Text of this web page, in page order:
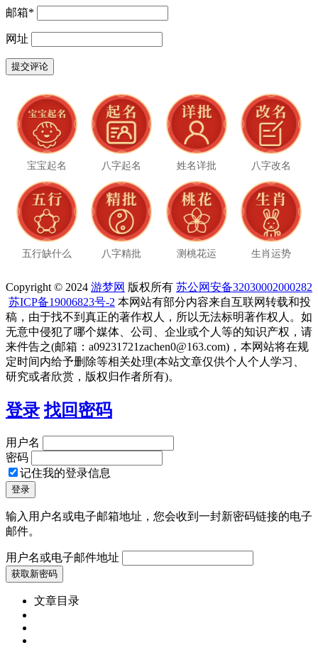
邮箱*
网址
宝宝起名 八字起名 姓名详批 八字改名
五行缺什么 八字精批 测桃花运 生肖运势
Copyright © 2024 游梦网 版权所有 苏公网安备32030002000282
苏ICP备19006823号-2 本网站有部分内容来自互联网转载和投
稿，由于找不到真正的著作权人，所以无法标明著作权人。如
无意中侵犯了哪个媒体、公司、企业或个人等的知识产权，请
来件告之(邮箱：a09231721zachen0@163.com)，本网站将在规
定时间内给予删除等相关处理(本站文章仅供个人个人学习、
研究或者欣赏，版权归作者所有)。
登录 找回密码
用户名
密码
记住我的登录信息
输入用户名或电子邮箱地址，您会收到一封新密码链接的电子
邮件。
用户名或电子邮件地址
文章目录